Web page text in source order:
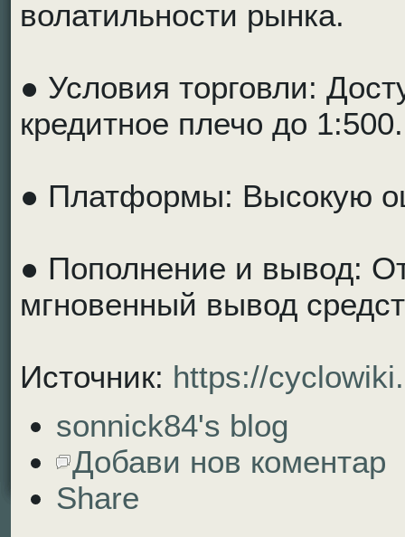
волатильности рынка.
● Условия торговли:
кредитное плечо до 1:500.
● Платформы: Высокую
● Пополнение и вывод:
мгновенный вывод
Источник: https://
sonnick84's blog
Добави нов коментар
Share